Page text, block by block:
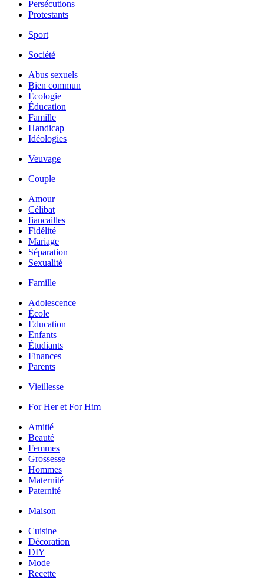
Persécutions
Protestants
Sport
Société
Abus sexuels
Bien commun
Écologie
Éducation
Famille
Handicap
Idéologies
Veuvage
Couple
Amour
Célibat
fiancailles
Fidélité
Mariage
Séparation
Sexualité
Famille
Adolescence
École
Éducation
Enfants
Étudiants
Finances
Parents
Vieillesse
For Her et For Him
Amitié
Beauté
Femmes
Grossesse
Hommes
Maternité
Paternité
Maison
Cuisine
Décoration
DIY
Mode
Recette